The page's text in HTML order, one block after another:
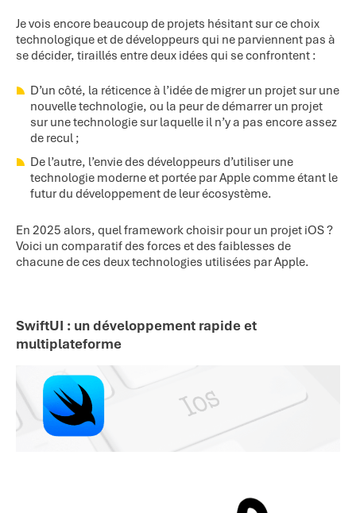
Je vois encore beaucoup de projets hésitant sur ce choix
technologique et de développeurs qui ne parviennent pas à
se décider, tiraillés entre deux idées qui se confrontent :
D’un côté, la réticence à l’idée de migrer un projet sur une
nouvelle technologie, ou la peur de démarrer un projet
sur une technologie sur laquelle il n’y a pas encore assez
de recul ;
De l’autre, l’envie des développeurs d’utiliser une
technologie moderne et portée par Apple comme étant le
futur du développement de leur écosystème.
En 2025 alors, quel framework choisir pour un projet iOS ?
Voici un comparatif des forces et des faiblesses de
chacune de ces deux technologies utilisées par Apple.
SwiftUI : un développement rapide et
multiplateforme